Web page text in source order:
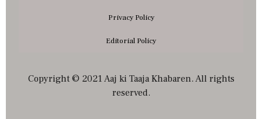
Privacy Policy
Editorial Policy
Copyright © 2021 Aaj ki Taaja Khabaren. All rights
reserved.